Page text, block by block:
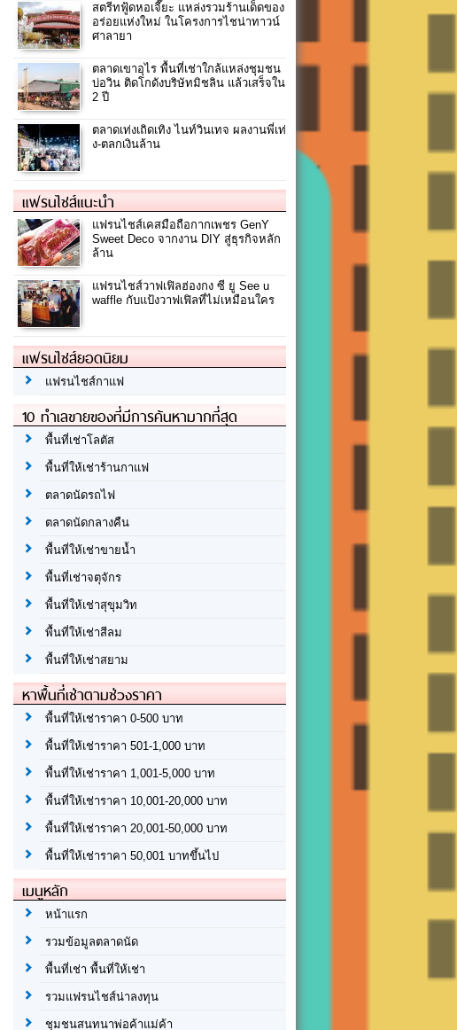
สตรีทฟู้ดหอเจี๊ยะ แหล่งรวมร้านเด็ดของ
อร่อยแห่งใหม่ ในโครงการไชน่าทาวน์
ศาลายา
ตลาดเขาอุไร พื้นที่เช่าใกล้แหล่งชุมชน
บ่อวิน ติดโกดังบริษัทมิชลิน แล้วเสร็จใน
2 ปี
ตลาดเท่งเถิดเทิง ไนท์วินเทจ ผลงานพี่เท่
ง-ตลกเงินล้าน
แฟรนไชส์แนะนำ
แฟรนไชส์เคสมือถือกากเพชร GenY
Sweet Deco จากงาน DIY สู่ธุรกิจหลัก
ล้าน
แฟรนไชส์วาฟเฟิลฮ่องกง ซี ยู See u
waffle กับแป้งวาฟเฟิลที่ไม่เหมือนใคร
แฟรนไชส์ยอดนิยม
แฟรนไชส์กาแฟ
10 ทำเลขายของที่มีการค้นหามากที่สุด
พื้นที่เช่าโลตัส
พื้นที่ให้เช่าร้านกาแฟ
ตลาดนัดรถไฟ
ตลาดนัดกลางคืน
พื้นที่ให้เช่าขายน้ำ
พื้นที่เช่าจตุจักร
พื้นที่ให้เช่าสุขุมวิท
พื้นที่ให้เช่าสีลม
พื้นที่ให้เช่าสยาม
หาพื้นที่เช่าตามช่วงราคา
พื้นที่ให้เช่าราคา 0-500 บาท
พื้นที่ให้เช่าราคา 501-1,000 บาท
พื้นที่ให้เช่าราคา 1,001-5,000 บาท
พื้นที่ให้เช่าราคา 10,001-20,000 บาท
พื้นที่ให้เช่าราคา 20,001-50,000 บาท
พื้นที่ให้เช่าราคา 50,001 บาทขึ้นไป
เมนูหลัก
หน้าแรก
รวมข้อมูลตลาดนัด
พื้นที่เช่า พื้นที่ให้เช่า
รวมแฟรนไชส์น่าลงทุน
ชุมชนสนทนาพ่อค้าแม่ค้า